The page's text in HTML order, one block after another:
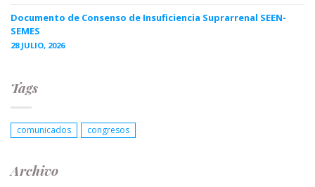
Documento de Consenso de Insuficiencia Suprarrenal SEEN-
SEMES
28 JULIO, 2026
Tags
comunicados congresos
Archivo